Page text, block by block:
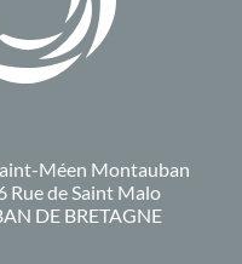
Méen Montauban
Rue de Saint Malo
DE BRETAGNE